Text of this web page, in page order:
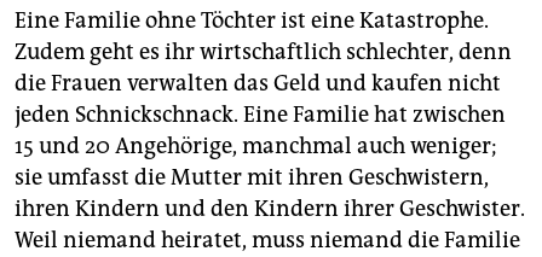
Eine Familie ohne Töchter ist eine Katastrophe.
Zudem geht es ihr wirtschaftlich schlechter, denn
die Frauen verwalten das Geld und kaufen nicht
jeden Schnickschnack. Eine Familie hat zwischen
15 und 20 Angehörige, manchmal auch weniger;
sie umfasst die Mutter mit ihren Geschwistern,
ihren Kindern und den Kindern ihrer Geschwister.
Weil niemand heiratet, muss niemand die Familie